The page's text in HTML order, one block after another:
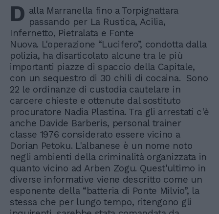
D alla Marranella fino a Torpignattara
passando per La Rustica, Acilia,
Infernetto, Pietralata e Fonte
Nuova. L'operazione “Lucifero”, condotta dalla
polizia, ha disarticolato alcune tra le più
importanti piazze di spaccio della Capitale,
con un sequestro di 30 chili di cocaina. Sono
22 le ordinanze di custodia cautelare in
carcere chieste e ottenute dal sostituto
procuratore Nadia Plastina. Tra gli arrestati c'è
anche Davide Barberis, personal trainer
classe 1976 considerato essere vicino a
Dorian Petoku. L'albanese è un nome noto
negli ambienti della criminalità organizzata in
quanto vicino ad Arben Zogu. Quest'ultimo in
diverse informative viene descritto come un
esponente della “batteria di Ponte Milvio”, la
stessa che per lungo tempo, ritengono gli